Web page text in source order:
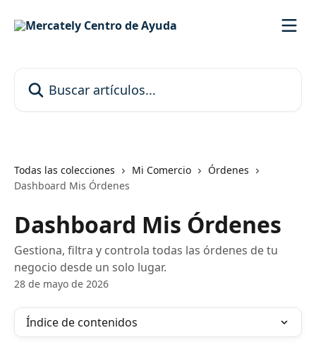
Todas las colecciones Mi Comercio
Órdenes
Dashboard Mis Órdenes
Dashboard Mis Órdenes
Gestiona, filtra y controla todas las órdenes de tu
negocio desde un solo lugar.
28 de mayo de 2026
Índice de contenidos